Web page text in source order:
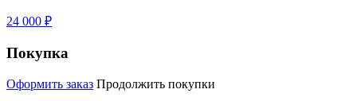
24 000 ₽
Покупка
Оформить заказ Продолжить покупки